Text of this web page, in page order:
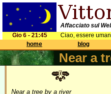
Affacciato sul
Gio 6 - 21:45
Ciao, essere
home
blog
Near a
Near a tree by a river